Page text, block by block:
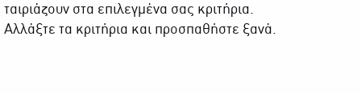
ταιριάζουν στα επιλεγμένα σας κριτήρια.
Αλλάξτε τα κριτήρια και προσπαθήστε ξανά.